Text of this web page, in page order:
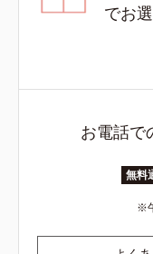
でお
お電話で
無料